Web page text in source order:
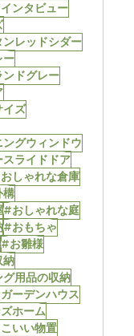
ンタビュー
レッドシダー
ー
ドグレー
ズ
グウィンドウ
ライドドア
しゃれな倉庫
構
#おしゃれな庭
#おもちゃ
#お雛様
納
用品の収納
ーデンハウス
ホーム
いい物置